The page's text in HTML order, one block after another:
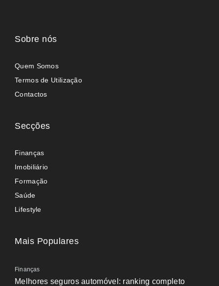
Sobre nós
Quem Somos
Termos de Utilização
Contactos
Secções
Finanças
Imobiliário
Formação
Saúde
Lifestyle
Mais Populares
Finanças
Melhores seguros automóvel: ranking completo